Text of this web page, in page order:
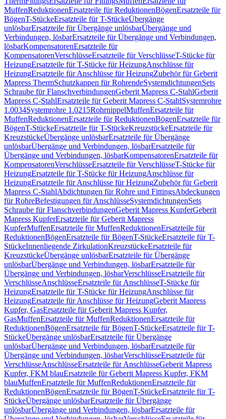
MuffenReduktionenErsatzteile für ReduktionenBögenErsatzteile für
BögenT-StückeErsatzteile für T-StückeÜbergänge
unlösbarErsatzteile für Übergänge unlösbarÜbergänge und
Verbindungen, lösbarErsatzteile für Übergänge und Verbindungen,
lösbarKompensatorenErsatzteile für
KompensatorenVerschlüsseErsatzteile für VerschlüsseT-Stücke für
HeizungErsatzteile für T-Stücke für HeizungAnschlüsse für
HeizungErsatzteile für Anschlüsse für HeizungZubehör für Geberit
Mapress ThermSchutzkappen für RohrendeSystemdichtungenSets
Schraube für FlanschverbindungenGeberit Mapress C-StahlGeberit
Mapress C-StahlErsatzteile für Geberit Mapress C-StahlSystemrohre
1.0034Systemrohre 1.0215RohrnippelMuffenErsatzteile für
MuffenReduktionenErsatzteile für ReduktionenBögenErsatzteile für
BögenT-StückeErsatzteile für T-StückeKreuzstückeErsatzteile für
KreuzstückeÜbergänge unlösbarErsatzteile für Übergänge
unlösbarÜbergänge und Verbindungen, lösbarErsatzteile für
Übergänge und Verbindungen, lösbarKompensatorenErsatzteile für
KompensatorenVerschlüsseErsatzteile für VerschlüsseT-Stücke für
HeizungErsatzteile für T-Stücke für HeizungAnschlüsse für
HeizungErsatzteile für Anschlüsse für HeizungZubehör für Geberit
Mapress C-StahlAbdichtungen für Rohre und FittingsAbdeckungen
für RohreBefestigungen für AnschlüsseSystemdichtungenSets
Schraube für FlanschverbindungenGeberit Mapress KupferGeberit
Mapress KupferErsatzteile für Geberit Mapress
KupferMuffenErsatzteile für MuffenReduktionenErsatzteile für
ReduktionenBögenErsatzteile für BögenT-StückeErsatzteile für T-
StückeInnenliegende ZirkulationKreuzstückeErsatzteile für
KreuzstückeÜbergänge unlösbarErsatzteile für Übergänge
unlösbarÜbergänge und Verbindungen, lösbarErsatzteile für
Übergänge und Verbindungen, lösbarVerschlüsseErsatzteile für
VerschlüsseAnschlüsseErsatzteile für AnschlüsseT-Stücke für
HeizungErsatzteile für T-Stücke für HeizungAnschlüsse für
HeizungErsatzteile für Anschlüsse für HeizungGeberit Mapress
Kupfer, GasErsatzteile für Geberit Mapress Kupfer,
GasMuffenErsatzteile für MuffenReduktionenErsatzteile für
ReduktionenBögenErsatzteile für BögenT-StückeErsatzteile für T-
StückeÜbergänge unlösbarErsatzteile für Übergänge
unlösbarÜbergänge und Verbindungen, lösbarErsatzteile für
Übergänge und Verbindungen, lösbarVerschlüsseErsatzteile für
VerschlüsseAnschlüsseErsatzteile für AnschlüsseGeberit Mapress
Kupfer, FKM blauErsatzteile für Geberit Mapress Kupfer, FKM
blauMuffenErsatzteile für MuffenReduktionenErsatzteile für
ReduktionenBögenErsatzteile für BögenT-StückeErsatzteile für T-
StückeÜbergänge unlösbarErsatzteile für Übergänge
unlösbarÜbergänge und Verbindungen, lösbarErsatzteile für